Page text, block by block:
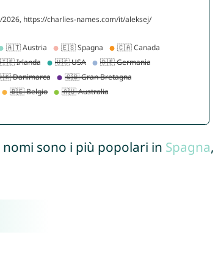
nomi sono i più popolari in Spagna,